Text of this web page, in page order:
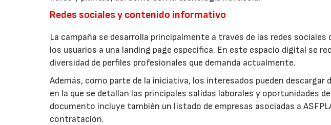
Redes sociales y contenido informativo
La campaña se desarrolla principalmente a través de las redes sociales
los usuarios a una landing page específica. En este espacio digital se
diversidad de perfiles profesionales que demanda actualmente.
Además, como parte de la iniciativa, los interesados pueden
en la que se detallan las principales salidas laborales y oportunidades
documento incluye también un listado de empresas asociadas a
contratación.